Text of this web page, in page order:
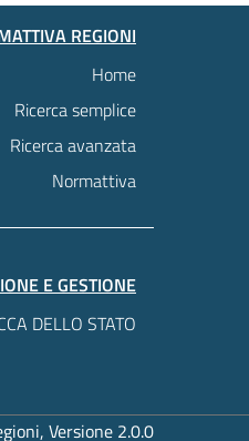
REGIONI
Home
Ricerca semplice
Ricerca avanzata
Normattiva
E GESTIONE
DELLO STATO
Versione 2.0.0